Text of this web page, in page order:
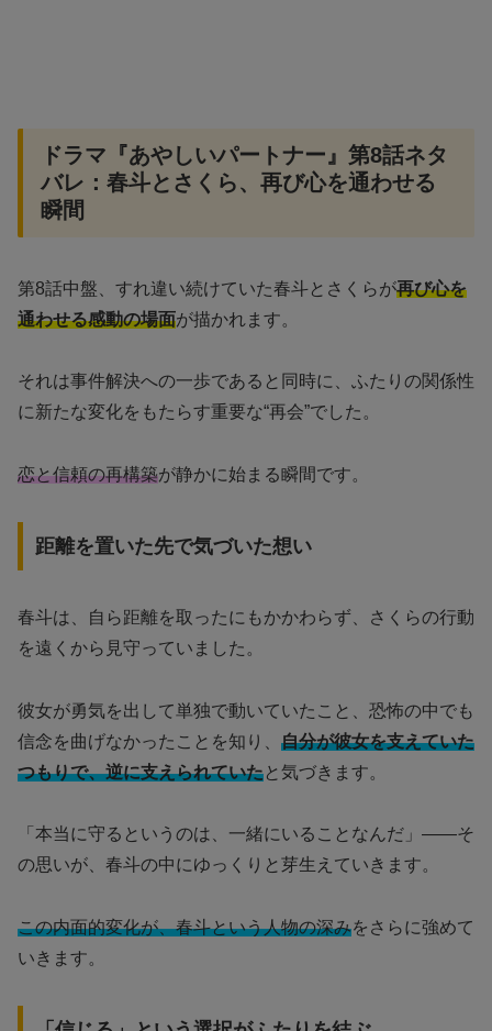
ドラマ『あやしいパートナー』第8話ネタ
バレ：春斗とさくら、再び心を通わせる
瞬間
第8話中盤、すれ違い続けていた春斗とさくらが再び心を
通わせる感動の場面が描かれます。
それは事件解決への一歩であると同時に、ふたりの関係性
に新たな変化をもたらす重要な“再会”でした。
恋と信頼の再構築が静かに始まる瞬間です。
距離を置いた先で気づいた想い
春斗は、自ら距離を取ったにもかかわらず、さくらの行動
を遠くから見守っていました。
彼女が勇気を出して単独で動いていたこと、恐怖の中でも
信念を曲げなかったことを知り、 自分が彼女を支えていた
つもりで、逆に支えられていたと気づきます。
「本当に守るというのは、一緒にいることなんだ」――そ
の思いが、春斗の中にゆっくりと芽生えていきます。
この内面的変化が、春斗という人物の深みをさらに強めて
いきます。